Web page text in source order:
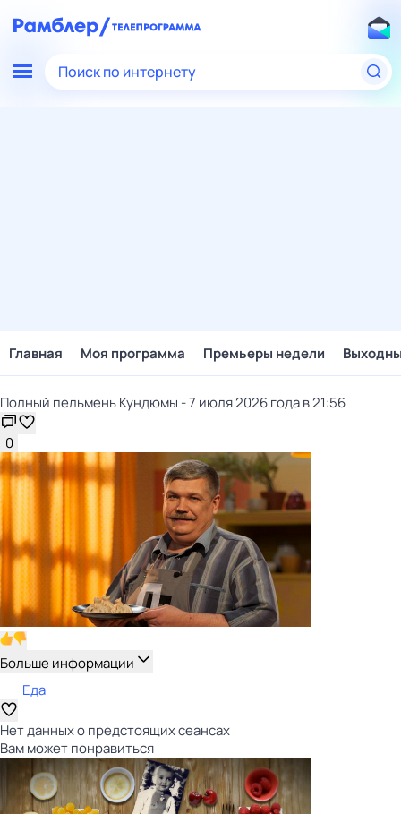
Поиск по интернету
Главная Моя программа Премьеры недели
Полный пельмень Кундюмы - 7 июля 2026 года в 21:56
0
Больше информации
Еда
Нет данных о предстоящих сеансах
Вам может понравиться